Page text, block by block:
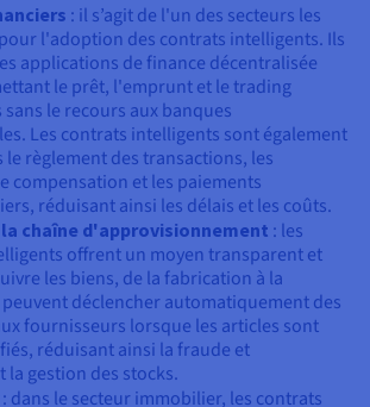
: il s’agit de l'un des secteurs les
l'adoption des contrats intelligents. Ils
applications de finance décentralisée
le prêt, l'emprunt et le trading
le recours aux banques
Les contrats intelligents sont également
le règlement des transactions, les
compensation et les paiements
réduisant ainsi les délais et les coûts.
chaîne d'approvisionnement : les
offrent un moyen transparent et
les biens, de la fabrication à la
déclencher automatiquement des
fournisseurs lorsque les articles sont
réduisant ainsi la fraude et
gestion des stocks.
: dans le secteur immobilier, les contrats